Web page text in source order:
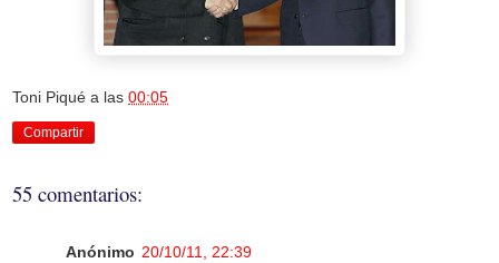
Toni Piqué a las 00:05
Compartir
55 comentarios:
Anónimo 20/10/11, 22:39